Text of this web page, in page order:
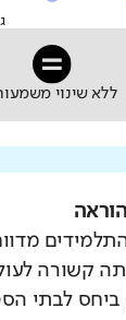
ללא שינוי
קשורה
ביחס לבתי